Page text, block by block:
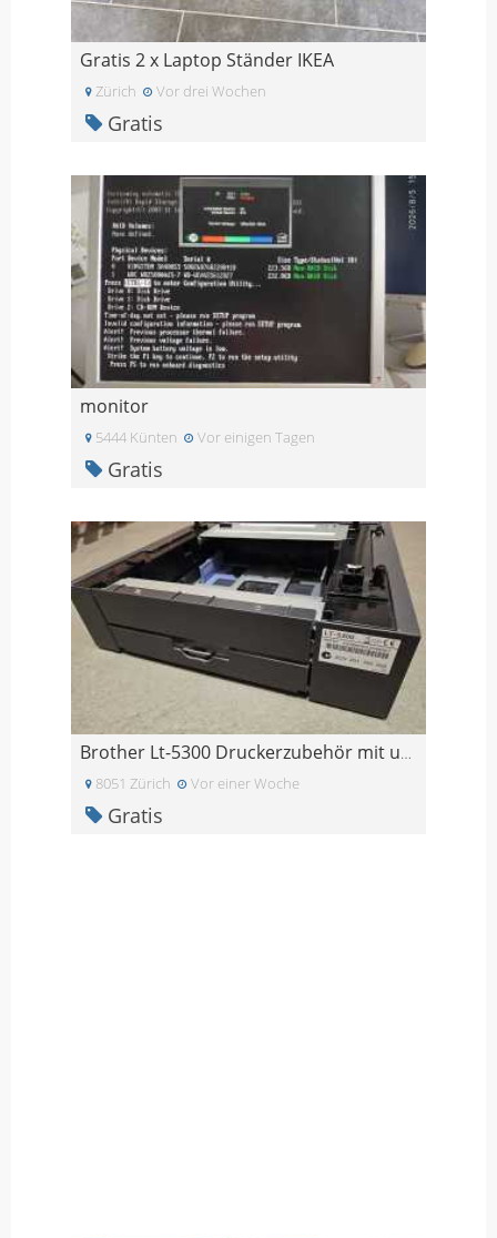
Gratis 2 x Laptop Ständer IKEA
Zürich Vor drei Wochen
Gratis
monitor
5444 Künten Vor einigen Tagen
Gratis
Brother Lt-5300 Druckerzubehör mit unterem Papierf
8051 Zürich Vor einer Woche
Gratis